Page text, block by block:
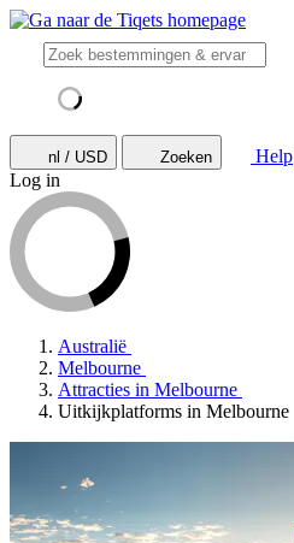
nl / USD Zoeken
Help
Log in
Australië
Melbourne
Attracties in Melbourne
Uitkijkplatforms in Melbourne